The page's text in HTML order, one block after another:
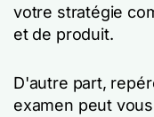
votre stratégie
et de produit.
D'autre part,
examen peut